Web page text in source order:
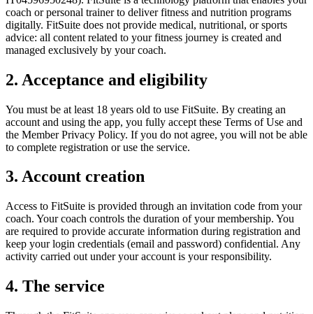
coach or personal trainer to deliver fitness and nutrition programs
digitally. FitSuite does not provide medical, nutritional, or sports
advice: all content related to your fitness journey is created and
managed exclusively by your coach.
2. Acceptance and eligibility
You must be at least 18 years old to use FitSuite. By creating an
account and using the app, you fully accept these Terms of Use and
the Member Privacy Policy. If you do not agree, you will not be able
to complete registration or use the service.
3. Account creation
Access to FitSuite is provided through an invitation code from your
coach. Your coach controls the duration of your membership. You
are required to provide accurate information during registration and
keep your login credentials (email and password) confidential. Any
activity carried out under your account is your responsibility.
4. The service